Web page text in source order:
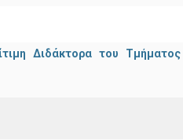
Διδάκτορα του